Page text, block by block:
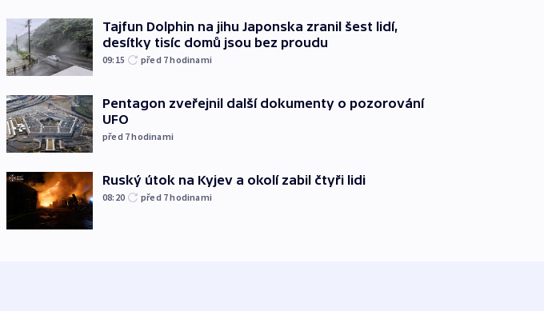
Tajfun Dolphin na jihu Japonska zranil šest lidí,
desítky tisíc domů jsou bez proudu
09:15 před 7hodinami
Pentagon zveřejnil další dokumenty o pozorování
UFO
před 7hodinami
Ruský útok na Kyjev a okolí zabil čtyři lidi
08:20 před 7hodinami